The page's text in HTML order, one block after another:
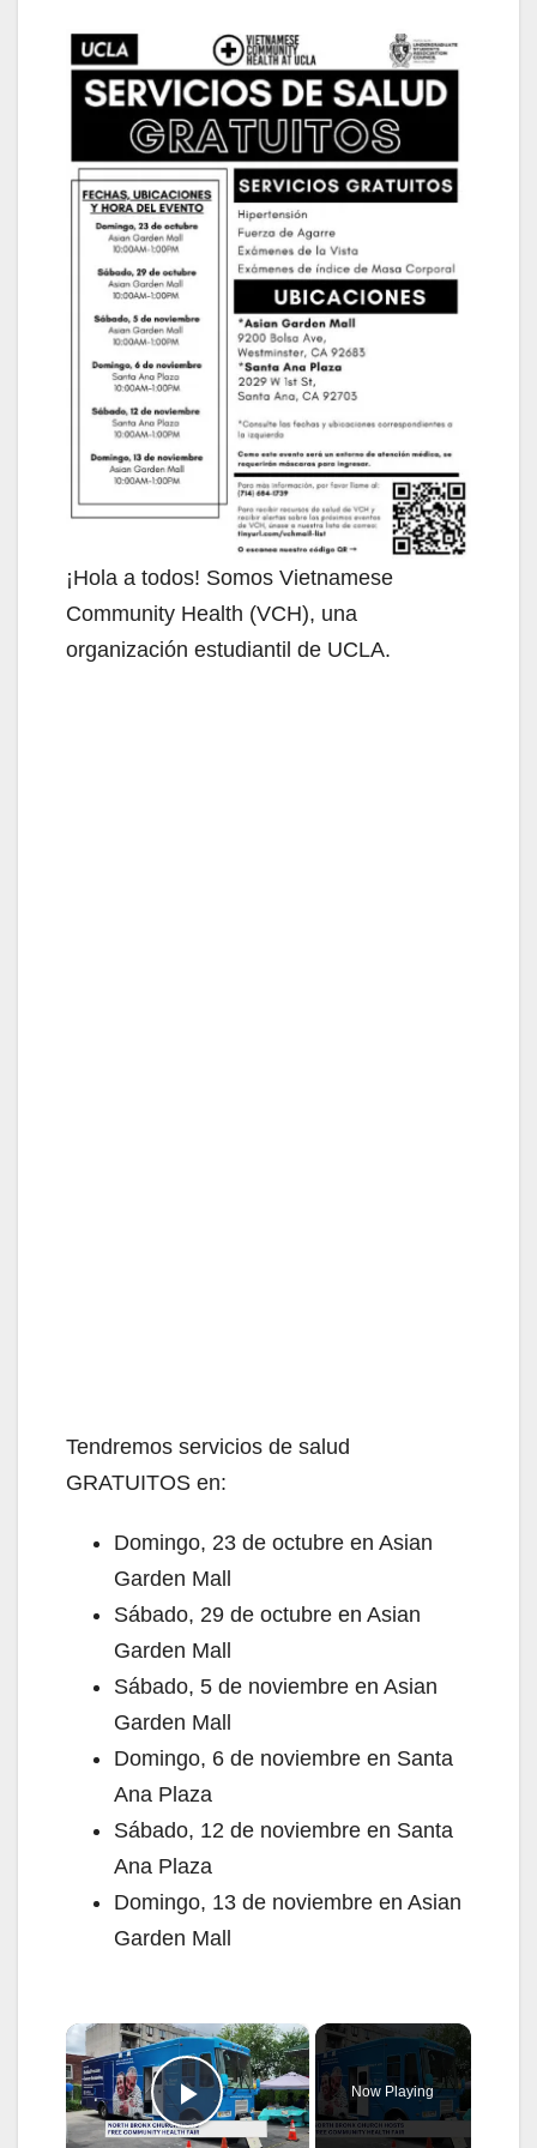
¡Hola a todos! Somos Vietnamese
Community Health (VCH), una
organización estudiantil de UCLA.
Tendremos servicios de salud
GRATUITOS en:
Domingo, 23 de octubre en Asian
Garden Mall
Sábado, 29 de octubre en Asian
Garden Mall
Sábado, 5 de noviembre en Asian
Garden Mall
Domingo, 6 de noviembre en Santa
Ana Plaza
Sábado, 12 de noviembre en Santa
Ana Plaza
Domingo, 13 de noviembre en Asian
Garden Mall
×
Play Video
Now Playing